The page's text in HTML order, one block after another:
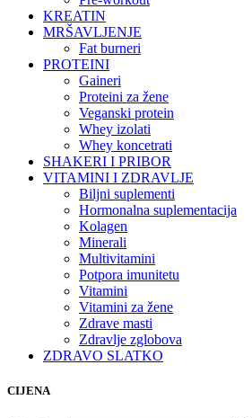
KREATIN
MRŠAVLJENJE
Fat burneri
PROTEINI
Gaineri
Proteini za žene
Veganski protein
Whey izolati
Whey koncetrati
SHAKERI I PRIBOR
VITAMINI I ZDRAVLJE
Biljni suplementi
Hormonalna suplementacija
Kolagen
Minerali
Multivitamini
Potpora imunitetu
Vitamini
Vitamini za žene
Zdrave masti
Zdravlje zglobova
ZDRAVO SLATKO
CIJENA